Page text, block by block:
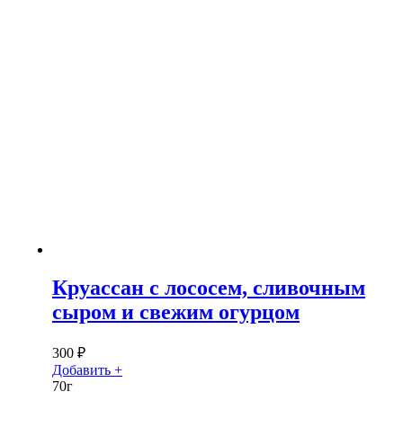
Круассан с лососем, сливочным
сыром и свежим огурцом
300 ₽
Добавить +
70г